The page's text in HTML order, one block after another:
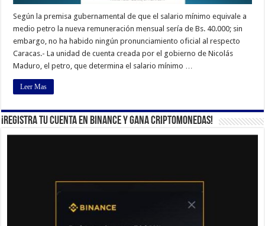
Según la premisa gubernamental de que el salario mínimo equivale a
medio petro la nueva remuneración mensual sería de Bs. 40.000; sin
embargo, no ha habido ningún pronunciamiento oficial al respecto
Caracas.- La unidad de cuenta creada por el gobierno de Nicolás
Maduro, el petro, que determina el salario mínimo …
Leer Mas
¡Registra tu cuenta en Binance y gana criptomonedas!